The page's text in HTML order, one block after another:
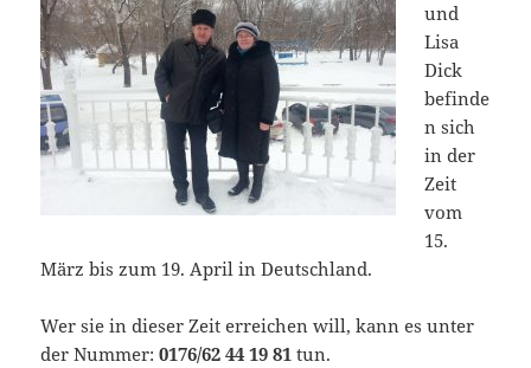
und
Lisa
Dick
befinde
n sich
in der
Zeit
vom
15.
März bis zum 19. April in Deutschland.
Wer sie in dieser Zeit erreichen will, kann es unter
der Nummer:0176/62 44 19 81 tun.